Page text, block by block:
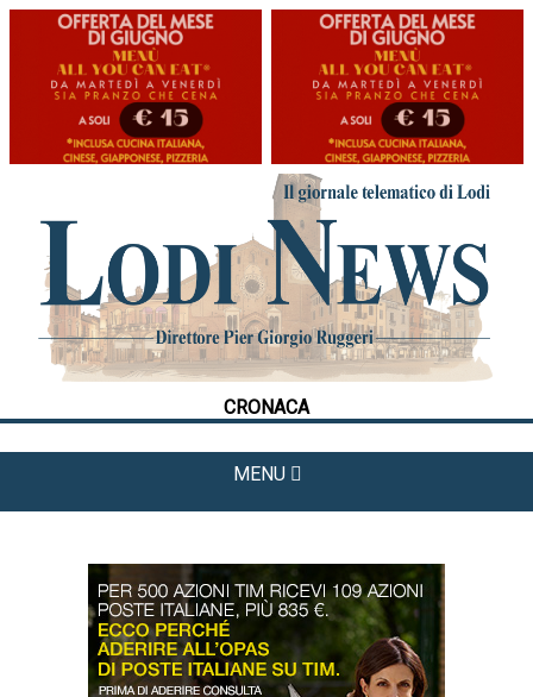
CRONACA
MENU
HOME
CRONACA
POLITICA
LA FOTO
METEO
CULTURA
DAL TERRITORIO
OROSCOPO
LA PIAZZA
ANIMALI